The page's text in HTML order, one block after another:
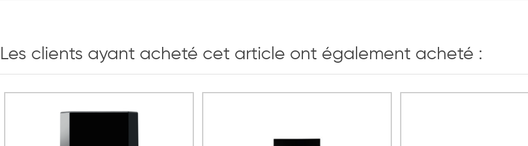
Les clients ayant acheté cet article ont également acheté :